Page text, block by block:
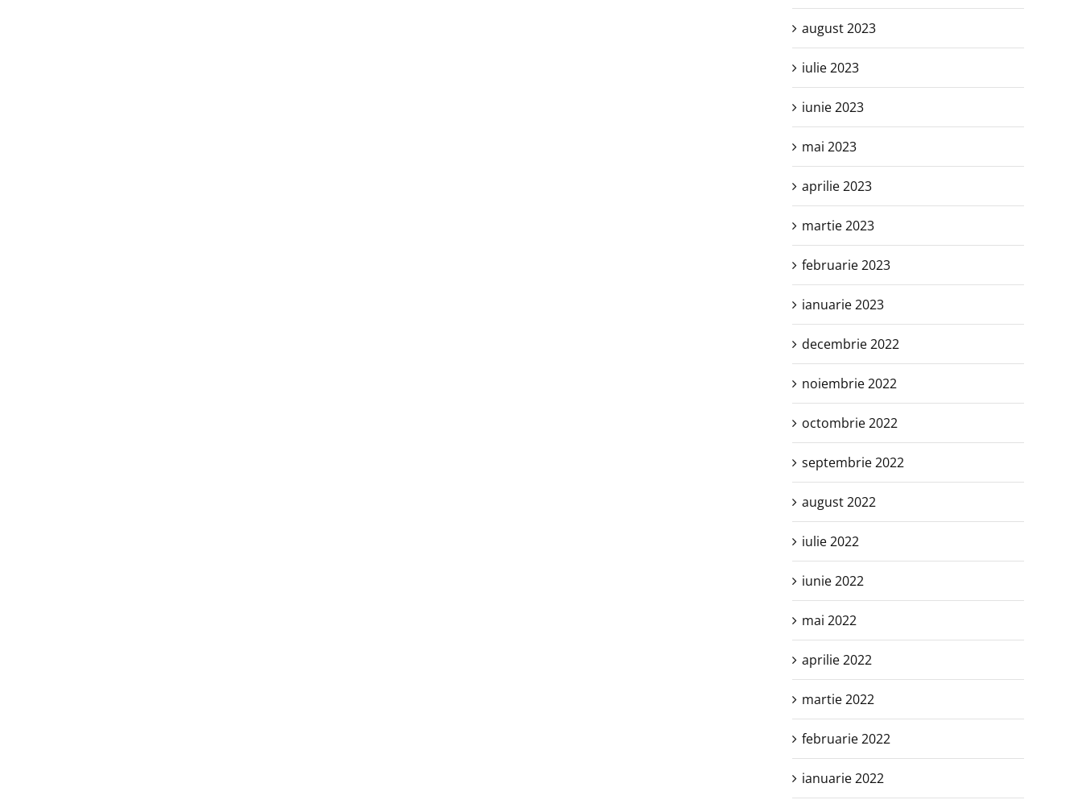
august 2023
iulie 2023
iunie 2023
mai 2023
aprilie 2023
martie 2023
februarie 2023
ianuarie 2023
decembrie 2022
noiembrie 2022
octombrie 2022
septembrie 2022
august 2022
iulie 2022
iunie 2022
mai 2022
aprilie 2022
martie 2022
februarie 2022
ianuarie 2022